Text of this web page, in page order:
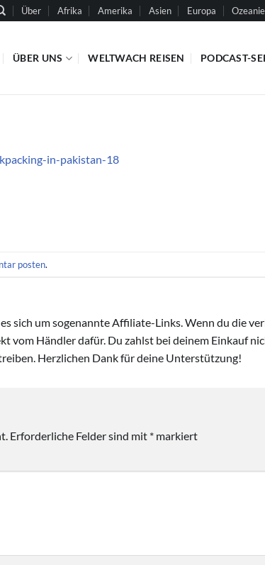
Über Afrika Amerika Asien Europa
ÜBER UNS WELTWACH REISEN PODCAST-
in-pakistan-18
posten.
sich um sogenannte Affiliate-Links. Wenn du die
vom Händler dafür. Du zahlst bei deinem Einkauf
Herzlichen Dank für deine Unterstützung!
Erforderliche Felder sind mit * markiert